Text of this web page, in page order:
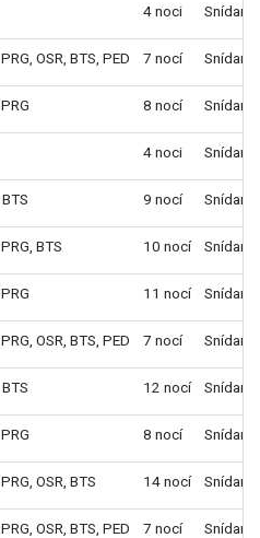
4 noci Snídaně
PRG OSR BTS PED 7 nocí Snídaně
PRG 8 nocí Snídaně
4 noci Snídaně
BTS 9 nocí Snídaně
PRG BTS 10 nocí Snídaně
PRG 11 nocí Snídaně
PRG OSR BTS PED 7 nocí Snídaně
BTS 12 nocí Snídaně
PRG 8 nocí Snídaně
PRG OSR BTS 14 nocí Snídaně
PRG OSR BTS PED 7 nocí Snídaně